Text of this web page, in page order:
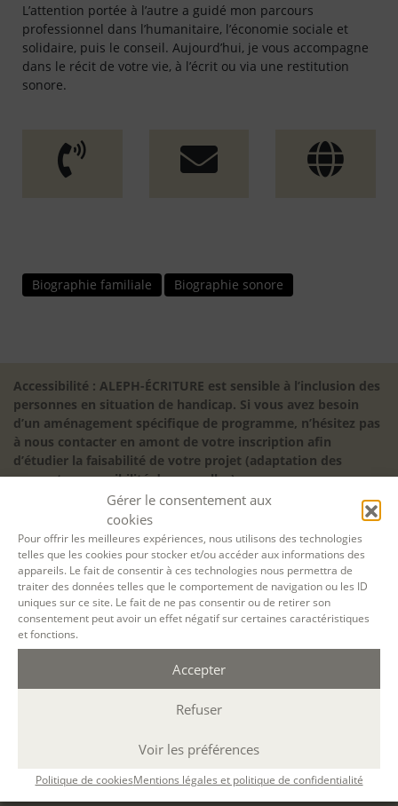
Gérer le consentement aux
cookies
Pour offrir les meilleures expériences, nous utilisons des technologies
telles que les cookies pour stocker et/ou accéder aux informations des
appareils. Le fait de consentir à ces technologies nous permettra de
traiter des données telles que le comportement de navigation ou les ID
uniques sur ce site. Le fait de ne pas consentir ou de retirer son
consentement peut avoir un effet négatif sur certaines caractéristiques
et fonctions.
Accepter
Refuser
Voir les préférences
Politique de cookiesMentions légales et politique de confidentialité
L’attention portée à l’autre a guidé mon parcours
professionnel dans l’humanitaire, l’économie sociale et
solidaire, puis le conseil. Aujourd’hui, je vous accompagne
dans le récit de votre vie, à l’écrit ou via une restitution
sonore.
Biographie familiale Biographie sonore
Accessibilité : ALEPH-ÉCRITURE est sensible à l’inclusion des
personnes en situation de handicap. Si vous avez besoin
d’un aménagement spécifique de programme, n’hésitez pas
à nous contacter en amont de votre inscription afin
d’étudier la faisabilité de votre projet (adaptation des
supports, accessibilité de nos salles).
Sauf mention contraire, il n’y a pas de modalité d’accès et les
inscriptions à nos activités sont ouvertes jusqu’au dernier
jour ouvré précédant l’ouverture, dans la limite des places
disponibles. Si vous souhaitez faire prendre en charge votre
formation (Afdas, France Travail…), la demande d’inscription
est à effectuer au plus tard un mois avant le début de la
formation.
Les stages pour artistes-auteurs
Se former à l’animation